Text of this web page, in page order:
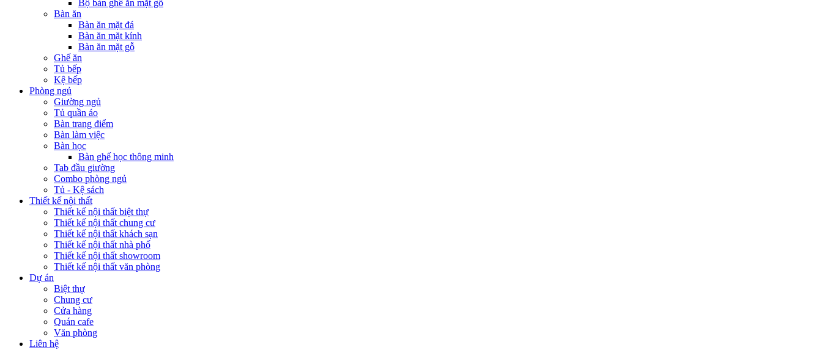
Bộ bàn ghế ăn mặt gỗ
Bàn ăn
Bàn ăn mặt đá
Bàn ăn mặt kính
Bàn ăn mặt gỗ
Ghế ăn
Tủ bếp
Kệ bếp
Phòng ngủ
Giường ngủ
Tủ quần áo
Bàn trang điểm
Bàn làm việc
Bàn học
Bàn ghế học thông minh
Tab đầu giường
Combo phòng ngủ
Tủ - Kệ sách
Thiết kế nội thất
Thiết kế nội thất biệt thự
Thiết kế nội thất chung cư
Thiết kế nội thất khách sạn
Thiết kế nội thất nhà phố
Thiết kế nội thất showroom
Thiết kế nội thất văn phòng
Dự án
Biệt thự
Chung cư
Cửa hàng
Quán cafe
Văn phòng
Liên hệ